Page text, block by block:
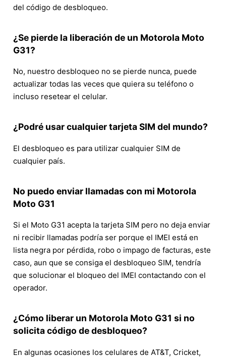
del código de desbloqueo.
¿Se pierde la liberación de un Motorola Moto
G31?
No, nuestro desbloqueo no se pierde nunca, puede
actualizar todas las veces que quiera su teléfono o
incluso resetear el celular.
¿Podré usar cualquier tarjeta SIM del mundo?
El desbloqueo es para utilizar cualquier SIM de
cualquier país.
No puedo enviar llamadas con mi Motorola
Moto G31
Si el Moto G31 acepta la tarjeta SIM pero no deja enviar
ni recibir llamadas podría ser porque el IMEI está en
lista negra por pérdida, robo o impago de facturas, este
caso, aun que se consiga el desbloqueo SIM, tendría
que solucionar el bloqueo del IMEI contactando con el
operador.
¿Cómo liberar un Motorola Moto G31 si no
solicita código de desbloqueo?
En algunas ocasiones los celulares de AT&T, Cricket,